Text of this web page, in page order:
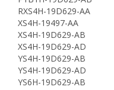
RXS4H-19D629-AA
XS4H-19497-AA
XS4H-19D629-AB
XS4H-19D629-AD
YS4H-19D629-AB
YS4H-19D629-AD
YS6H-19D629-AB